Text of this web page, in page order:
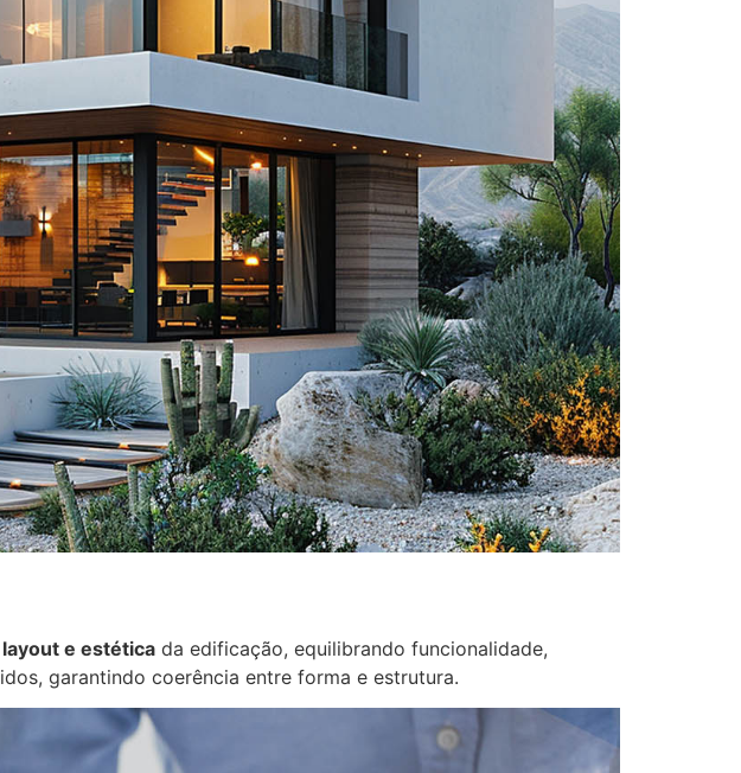
e estética da edificação, equilibrando funcionalidade,
garantindo coerência entre forma e estrutura.